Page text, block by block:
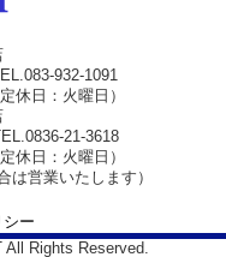
932-1091
休日：火曜日）
21-3618
休日：火曜日）
は営業いたします）
ー
Rights Reserved.